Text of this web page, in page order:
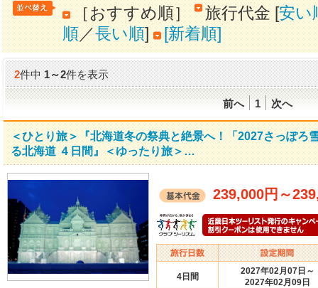
［おすすめ順］ 旅行代金 [安い
順／長い順] [新着順]
2件中1～2件を表示
前へ 1 次へ
＜ひとり旅＞『北海道冬の祭典と絶景へ！「2027さっぽろ
る北海道 ４日間』＜ゆったり旅＞…
239,000円 ～
4日間
2027年02月07日～
2027年02月09日